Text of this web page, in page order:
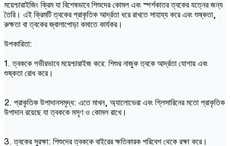
ময়েশ্চারাইজিং ক্রিম যা বিশেষভাবে শিশুদের কোমল এবং স্পর্শকাতর ত্বকের যত্নের জন্য
তৈরি। এই ক্রিমটি ত্বকের প্রাকৃতিক আর্দ্রতা ধরে রাখতে সাহায্য করে এবং শুষ্কতা,
রুক্ষতা বা ত্বকের জ্বালাপোড়া কমাতে কার্যকর।
উপকারিতা:
1. ত্বককে গভীরভাবে ময়েশ্চারাইজ করে: শিশুর নাজুক ত্বকে আর্দ্রতা যোগায় এবং
শুষ্কতা রোধ করে।
2. প্রাকৃতিক উপাদানসমৃদ্ধ: এতে মাখন, অ্যালোভেরা এবং গ্লিসারিনের মতো প্রাকৃতিক
উপাদান রয়েছে যা ত্বককে মসৃণ ও কোমল রাখে।
3. ত্বকের সুরক্ষা: শিশুদের ত্বককে বাইরের ক্ষতিকারক পরিবেশ থেকে রক্ষা করে।